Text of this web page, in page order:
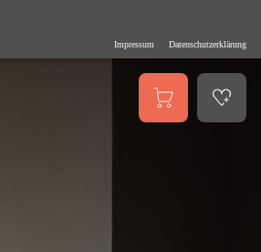
Impressum Datenschutzerklärung